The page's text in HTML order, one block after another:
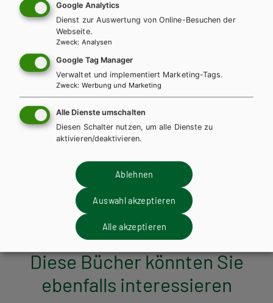
HTL/FS
Bautechnik: Konstruktion 2 – Ausbau,
Bauphysik, Sanierung, Außenanlagen E-Book
Lehrbuch + E-Book
Diese Bücher könnten Sie
ebenfalls interessieren
Google Analytics
Dienst zur Auswertung von Online-Besuchen der
Webseite.
Zweck: Analysen
Google Tag Manager
Verwaltet und implementiert Marketing-Tags.
Zweck: Werbung und Marketing
Alle Dienste umschalten
Diesen Schalter nutzen, um alle Dienste zu
aktivieren/deaktivieren.
Ablehnen
Auswahl akzeptieren
Alle akzeptieren